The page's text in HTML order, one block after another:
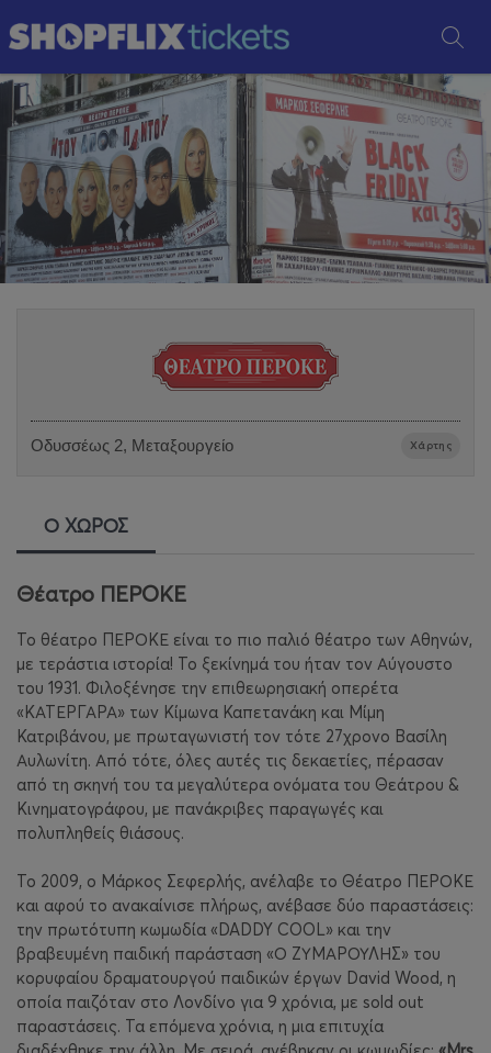
Οδυσσέως 2, Μεταξουργείο Χάρτης
Ο ΧΩΡΟΣ
Θέατρο ΠΕΡΟΚΕ
Το θέατρο ΠΕΡΟΚΕ είναι το πιο παλιό θέατρο των Αθηνών,
με τεράστια ιστορία! Το ξεκίνημά του ήταν τον Αύγουστο
του 1931. Φιλοξένησε την επιθεωρησιακή οπερέτα
«ΚΑΤΕΡΓΑΡΑ» των Κίμωνα Καπετανάκη και Μίμη
Κατριβάνου, με πρωταγωνιστή τον τότε 27χρονο Βασίλη
Αυλωνίτη. Από τότε, όλες αυτές τις δεκαετίες, πέρασαν
από τη σκηνή του τα μεγαλύτερα ονόματα του Θεάτρου &
Κινηματογράφου, με πανάκριβες παραγωγές και
πολυπληθείς θιάσους.
Το 2009, ο Μάρκος Σεφερλής, ανέλαβε το Θέατρο ΠΕΡΟΚΕ
και αφού το ανακαίνισε πλήρως, ανέβασε δύο παραστάσεις:
την πρωτότυπη κωμωδία «DADDY COOL» και την
βραβευμένη παιδική παράσταση «Ο ΖΥΜΑΡΟΥΛΗΣ» του
κορυφαίου δραματουργού παιδικών έργων David Wood, η
οποία παιζόταν στο Λονδίνο για 9 χρόνια, με sold out
παραστάσεις. Τα επόμενα χρόνια, η μια επιτυχία